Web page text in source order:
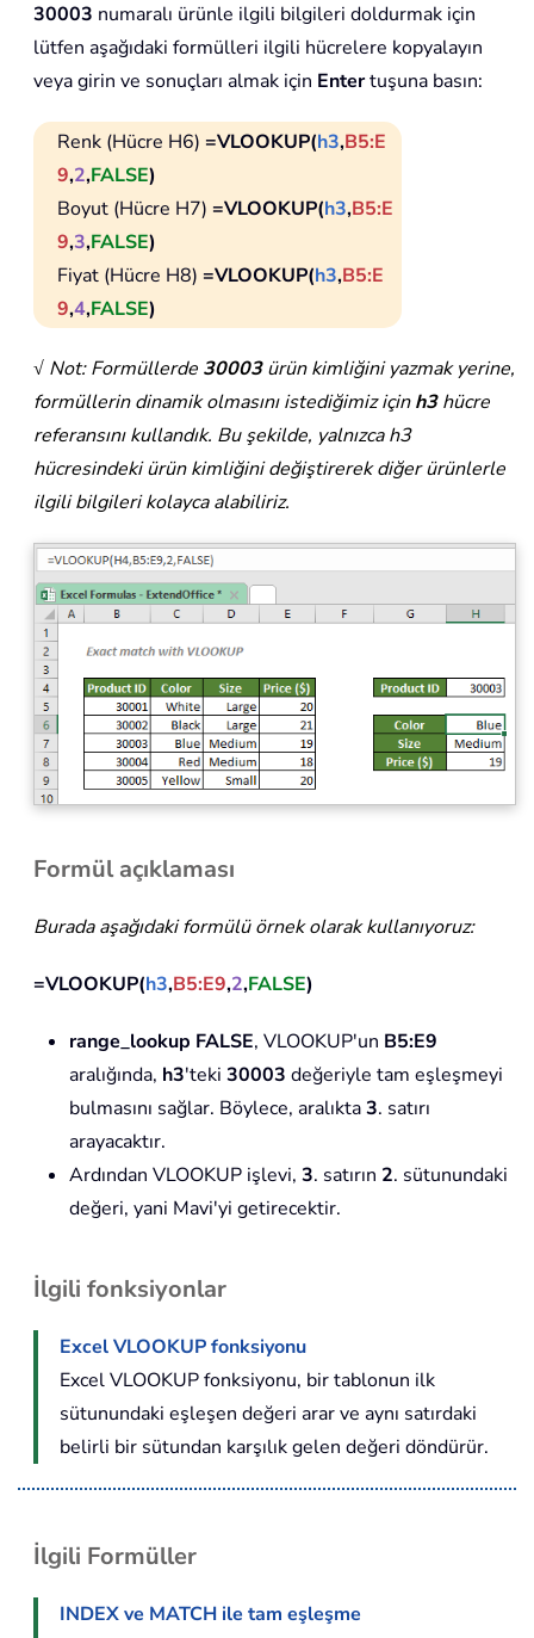
30003 numaralı ürünle ilgili bilgileri doldurmak için
lütfen aşağıdaki formülleri ilgili hücrelere kopyalayın
veya girin ve sonuçları almak için Entertuşuna basın:
Renk (Hücre H6) =VLOOKUP(h3,B5:E
9,2,FALSE)
Boyut (Hücre H7) =VLOOKUP(h3,B5:E
9,3,FALSE)
Fiyat (Hücre H8) =VLOOKUP(h3,B5:E
9,4,FALSE)
√ Not: Formüllerde 30003ürün kimliğini yazmak yerine,
formüllerin dinamik olmasını istediğimiz içinh3hücre
referansını kullandık. Bu şekilde, yalnızca h3
hücresindeki ürün kimliğini değiştirerek diğer ürünlerle
ilgili bilgileri kolayca alabiliriz.
Formül açıklaması
Burada aşağıdaki formülü örnek olarak kullanıyoruz:
=VLOOKUP(h3,B5:E9,2,FALSE)
range_lookup FALSE, VLOOKUP'un B5:E9
aralığında, h3'teki 30003 değeriyle tam eşleşmeyi
bulmasını sağlar. Böylece, aralıkta3. satırı
arayacaktır.
Ardından VLOOKUP işlevi, 3. satırın 2. sütunundaki
değeri, yani Mavi'yi getirecektir.
İlgili fonksiyonlar
Excel VLOOKUP fonksiyonu
Excel VLOOKUP fonksiyonu, bir tablonun ilk
sütunundaki eşleşen değeri arar ve aynı satırdaki
belirli bir sütundan karşılık gelen değeri döndürür.
İlgili Formüller
INDEX ve MATCH ile tam eşleşme